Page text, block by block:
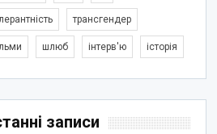
трансгендер
шлюб інтерв'ю історія
записи